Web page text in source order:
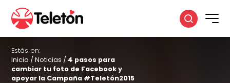
Estás en:
Inicio /Noticias / 4 pasos para
cambiar tu foto de Facebook y
apoyar la Campaña #Teletón2015